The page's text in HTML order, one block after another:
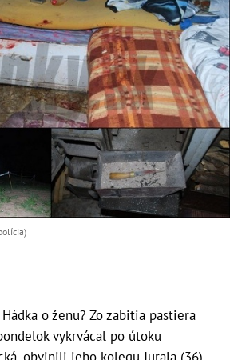
Hádka o ženu? Zo zabitia pastiera
vykrvácal po útoku